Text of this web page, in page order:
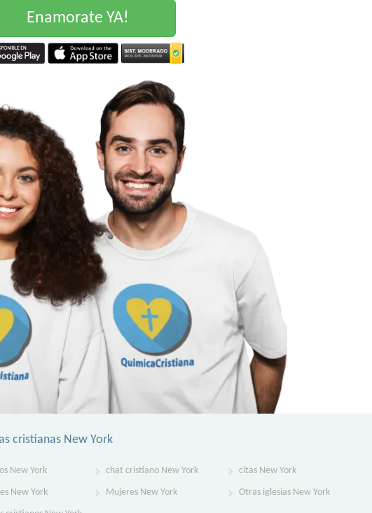
Enamorate YA!
cristianas New York
New York chat cristiano New York citas New York
New York Mujeres New York Otras iglesias New York